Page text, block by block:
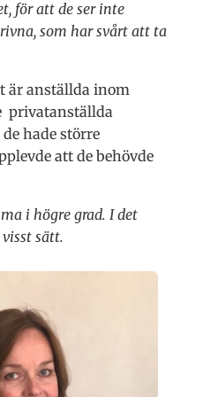
för att de ser inte
som har svårt att ta
är anställda inom
privatanställda
hade större
att de behövde
i högre grad. I det
sätt.